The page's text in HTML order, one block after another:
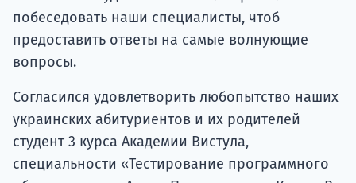
побеседовать наши специалисты, чтоб
предоставить ответы на самые волнующие
вопросы.
Согласился удовлетворить любопытство наших
украинских абитуриентов и их родителей
студент 3 курса Академии Вистула,
специальности «Тестирование программного